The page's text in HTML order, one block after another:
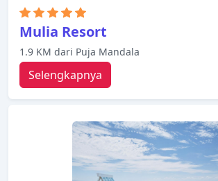
Mulia Resort
1.9 KM dari Puja Mandala
Selengkapnya